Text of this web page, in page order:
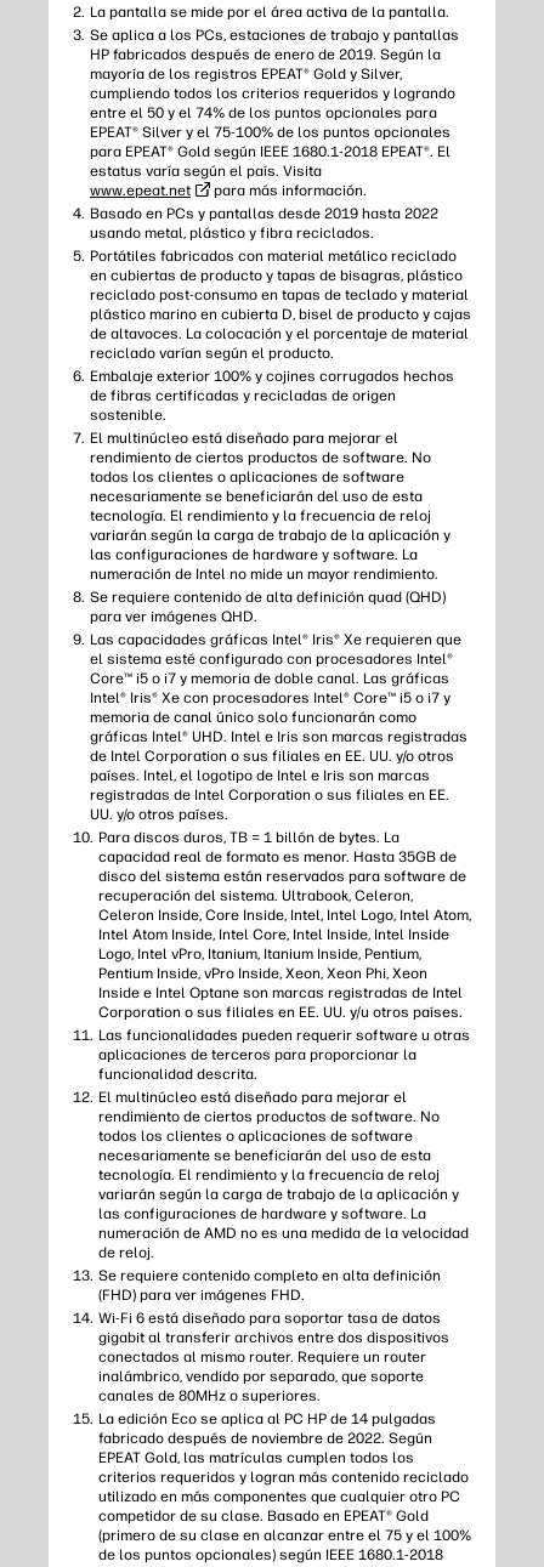
La pantalla se mide por el área activa de la pantalla.
Se aplica a los PCs, estaciones de trabajo y pantallas
HP fabricados después de enero de 2019. Según la
mayoría de los registros EPEAT® Gold y Silver,
cumpliendo todos los criterios requeridos y logrando
entre el 50 y el 74% de los puntos opcionales para
EPEAT® Silver y el 75-100% de los puntos opcionales
para EPEAT® Gold según IEEE 1680.1-2018 EPEAT®. El
estatus varía según el país. Visita
www.epeat.net
para más información.
Basado en PCs y pantallas desde 2019 hasta 2022
usando metal, plástico y fibra reciclados.
Portátiles fabricados con material metálico reciclado
en cubiertas de producto y tapas de bisagras, plástico
reciclado post-consumo en tapas de teclado y material
plástico marino en cubierta D, bisel de producto y cajas
de altavoces. La colocación y el porcentaje de material
reciclado varían según el producto.
Embalaje exterior 100% y cojines corrugados hechos
de fibras certificadas y recicladas de origen
sostenible.
El multinúcleo está diseñado para mejorar el
rendimiento de ciertos productos de software. No
todos los clientes o aplicaciones de software
necesariamente se beneficiarán del uso de esta
tecnología. El rendimiento y la frecuencia de reloj
variarán según la carga de trabajo de la aplicación y
las configuraciones de hardware y software. La
numeración de Intel no mide un mayor rendimiento.
Se requiere contenido de alta definición quad (QHD)
para ver imágenes QHD.
Las capacidades gráficas Intel® Iris® Xe requieren que
el sistema esté configurado con procesadores Intel®
Core™ i5 o i7 y memoria de doble canal. Las gráficas
Intel® Iris® Xe con procesadores Intel® Core™ i5 o i7 y
memoria de canal único solo funcionarán como
gráficas Intel® UHD. Intel e Iris son marcas registradas
de Intel Corporation o sus filiales en EE. UU. y/o otros
países. Intel, el logotipo de Intel e Iris son marcas
registradas de Intel Corporation o sus filiales en EE.
UU. y/o otros países.
Para discos duros, TB = 1 billón de bytes. La
capacidad real de formato es menor. Hasta 35GB de
disco del sistema están reservados para software de
recuperación del sistema. Ultrabook, Celeron,
Celeron Inside, Core Inside, Intel, Intel Logo, Intel Atom,
Intel Atom Inside, Intel Core, Intel Inside, Intel Inside
Logo, Intel vPro, Itanium, Itanium Inside, Pentium,
Pentium Inside, vPro Inside, Xeon, Xeon Phi, Xeon
Inside e Intel Optane son marcas registradas de Intel
Corporation o sus filiales en EE. UU. y/u otros países.
Las funcionalidades pueden requerir software u otras
aplicaciones de terceros para proporcionar la
funcionalidad descrita.
El multinúcleo está diseñado para mejorar el
rendimiento de ciertos productos de software. No
todos los clientes o aplicaciones de software
necesariamente se beneficiarán del uso de esta
tecnología. El rendimiento y la frecuencia de reloj
variarán según la carga de trabajo de la aplicación y
las configuraciones de hardware y software. La
numeración de AMD no es una medida de la velocidad
de reloj.
Se requiere contenido completo en alta definición
(FHD) para ver imágenes FHD.
Wi-Fi 6 está diseñado para soportar tasa de datos
gigabit al transferir archivos entre dos dispositivos
conectados al mismo router. Requiere un router
inalámbrico, vendido por separado, que soporte
canales de 80MHz o superiores.
La edición Eco se aplica al PC HP de 14 pulgadas
fabricado después de noviembre de 2022. Según
EPEAT Gold, las matrículas cumplen todos los
criterios requeridos y logran más contenido reciclado
utilizado en más componentes que cualquier otro PC
competidor de su clase. Basado en EPEAT® Gold
(primero de su clase en alcanzar entre el 75 y el 100%
de los puntos opcionales) según IEEE 1680.1-2018